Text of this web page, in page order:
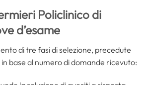
Policlinico di
d’esame
di tre fasi di selezione, precedute
in base al numero di domande ricevuto: